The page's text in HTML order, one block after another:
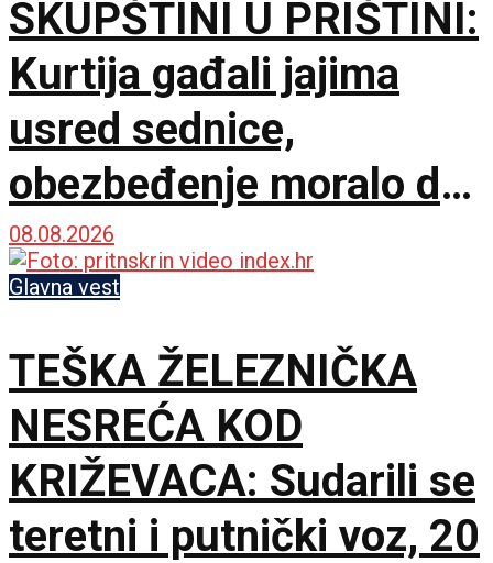
SKUPŠTINI U PRIŠTINI:
Kurtija gađali jajima
usred sednice,
obezbeđenje moralo da
interveniše
08.08.2026
Glavna vest
TEŠKA ŽELEZNIČKA
NESREĆA KOD
KRIŽEVACA: Sudarili se
teretni i putnički voz, 20